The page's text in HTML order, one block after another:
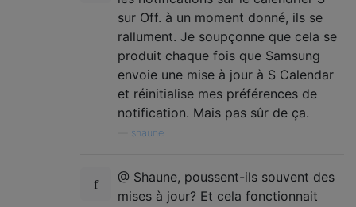
sur Off. à un moment donné, ils se
rallument. Je soupçonne que cela se
produit chaque fois que Samsung
envoie une mise à jour à S Calendar
et réinitialise mes préférences de
notification. Mais pas sûr de ça.
shaune
@ Shaune, poussent-ils souvent des
mises à jour? Et cela fonctionnait